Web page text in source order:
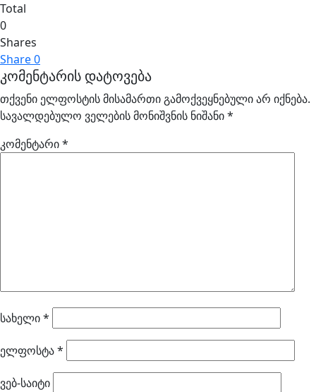
Total
0
Shares
Share0
კომენტარის დატოვება
თქვენი ელფოსტის მისამართი გამოქვეყნებული არ იქნება.
სავალდებულო ველების მონიშვნის ნიშანი*
კომენტარი*
სახელი*
ელფოსტა*
ვებ-საიტი